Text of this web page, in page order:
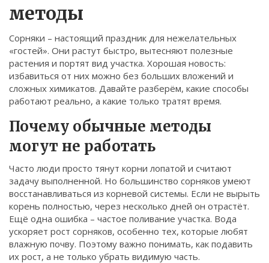
О нас
Условия использования
Политика конфиденциальности
ФЗ-152
Связаться
© 2026. Все права защищены.
методы
Сорняки – настоящий праздник для нежелательных
«гостей». Они растут быстро, вытесняют полезные
растения и портят вид участка. Хорошая новость:
избавиться от них можно без больших вложений и
сложных химикатов. Давайте разберём, какие способы
работают реально, а какие только тратят время.
Почему обычные методы
могут не работать
Часто люди просто тянут корни лопатой и считают
задачу выполненной. Но большинство сорняков умеют
восстанавливаться из корневой системы. Если не вырыть
корень полностью, через несколько дней он отрастёт.
Ещё одна ошибка – частое поливание участка. Вода
ускоряет рост сорняков, особенно тех, которые любят
влажную почву. Поэтому важно понимать, как подавить
их рост, а не только убрать видимую часть.